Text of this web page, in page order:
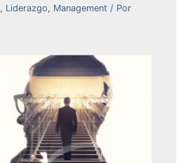
, Liderazgo, Management / Por